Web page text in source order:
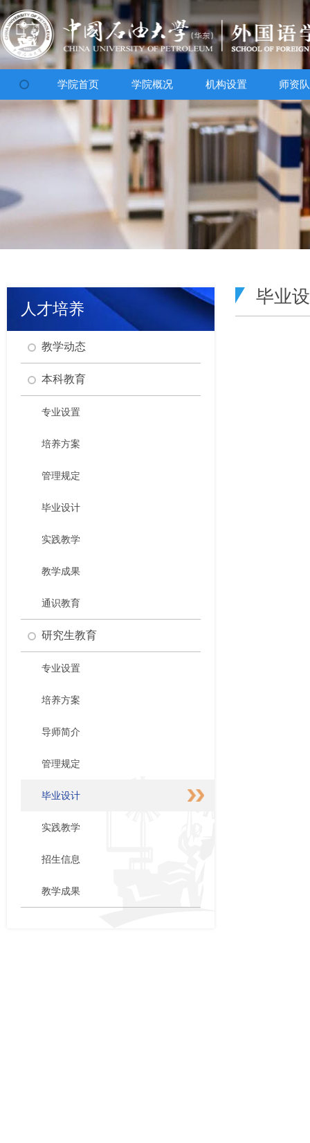
学院首页 学院概况 机构设置 师资
人才培养
教学动态
本科教育
专业设置
培养方案
管理规定
毕业设计
实践教学
教学成果
通识教育
研究生教育
专业设置
培养方案
导师简介
管理规定
毕业设计
实践教学
招生信息
教学成果
毕业